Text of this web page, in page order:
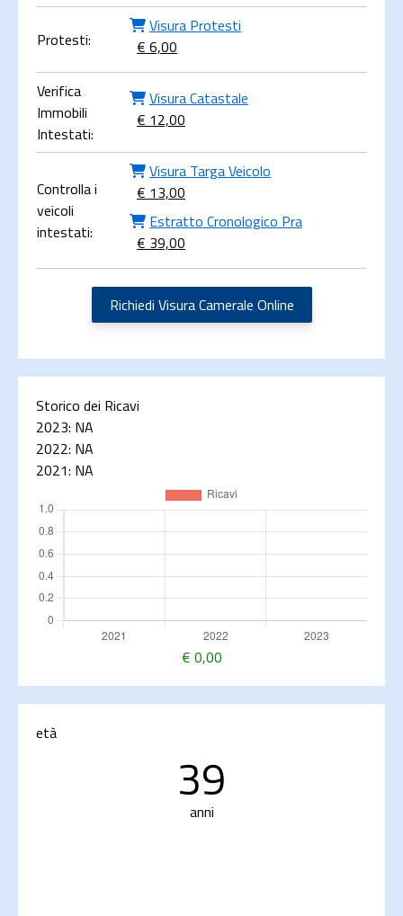
Protesti:
Visura Protesti
€ 6,00
Verifica
Immobili
Intestati:
Visura Catastale
€ 12,00
Controlla i
veicoli
intestati:
Visura Targa Veicolo
€ 13,00
Estratto Cronologico Pra
€ 39,00
Richiedi Visura Camerale Online
Storico dei Ricavi
2023: NA
2022: NA
2021: NA
€ 0,00
età
39
anni